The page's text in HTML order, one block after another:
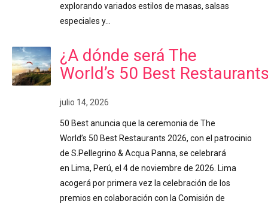
explorando variados estilos de masas, salsas
especiales y…
¿A dónde será The
World’s 50 Best
julio 14, 2026
50 Best anuncia que la ceremonia de The
World’s 50 Best Restaurants 2026, con el patrocinio
de S.Pellegrino & Acqua Panna, se celebrará
en Lima, Perú, el 4 de noviembre de 2026. Lima
acogerá por primera vez la celebración de los
premios en colaboración con la Comisión de